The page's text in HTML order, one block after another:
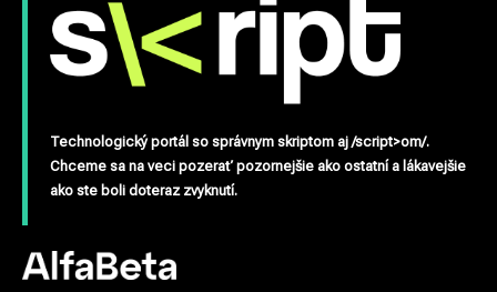
Technologický portál so správnym skriptom aj /script>om/.
Chceme sa na veci pozerať pozornejšie ako ostatní a lákavejšie
ako ste boli doteraz zvyknutí.